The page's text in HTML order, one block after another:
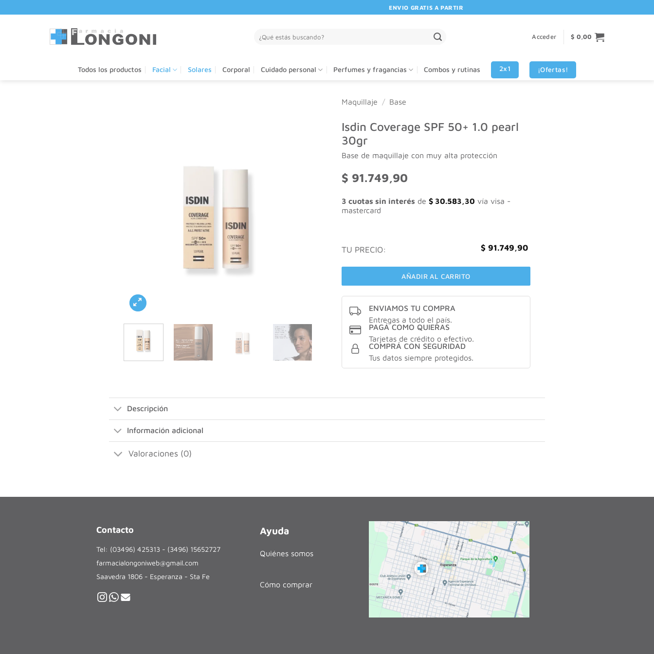
al
ENVIO GRATIS A PARTIR DE $80.000! 🚚 | 💳 3 CUOTAS SIN INTERES VISA - MASTERCARD
por:
Acceder $ 0,00
Todos los productos Facial Solares Corporal Cuidado personal Perfumes y fragancias Combos y rutinas 2x1 ¡Ofertas!
Maquillaje / Base
Isdin Coverage SPF 50+ 1.0 pearl
30gr
Base de maquillaje con muy alta protección
$ 91.749,90
3 cuotas sin interés de $ 30.583,30 vía visa -
mastercard
TU PRECIO: $ 91.749,90
AÑADIR AL CARRITO
ENVIAMOS TU COMPRA
Entregas a todo el país.
PAGÁ COMO QUIERAS
Tarjetas de crédito o efectivo.
COMPRÁ CON SEGURIDAD
Tus datos siempre protegidos.
Descripción
Información adicional
Valoraciones (0)
Contacto
Tel: (03496) 425313 - (3496) 15652727
farmacialongoniweb@gmail.com
Saavedra 1806 - Esperanza - Sta Fe
Ayuda
Quiénes somos
Cómo comprar